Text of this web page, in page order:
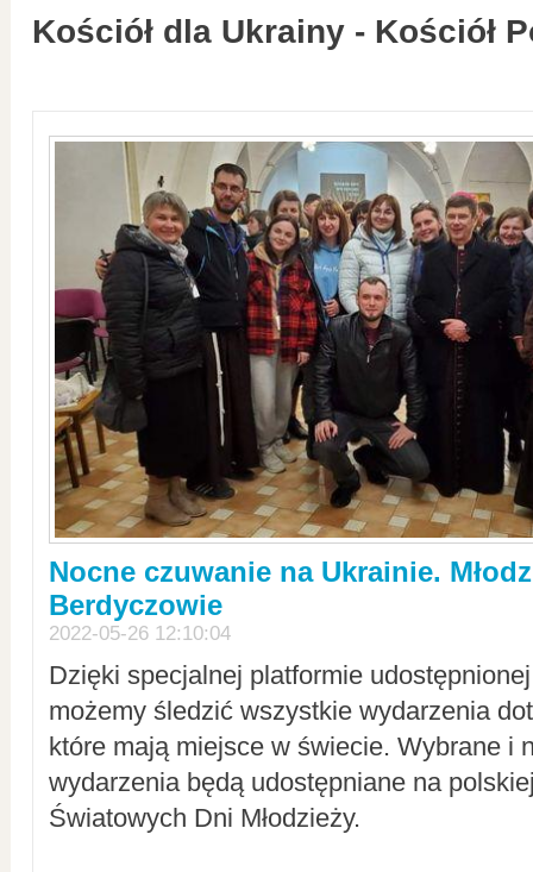
Kościół dla Ukrainy - Kościół
Nocne czuwanie na Ukrainie.
Berdyczowie
2022-05-26 12:10:04
Dzięki specjalnej platformie
możemy śledzić wszystkie wydarzenia
które mają miejsce w świecie. Wybrane i
wydarzenia będą udostępniane na
Światowych Dni Młodzieży.